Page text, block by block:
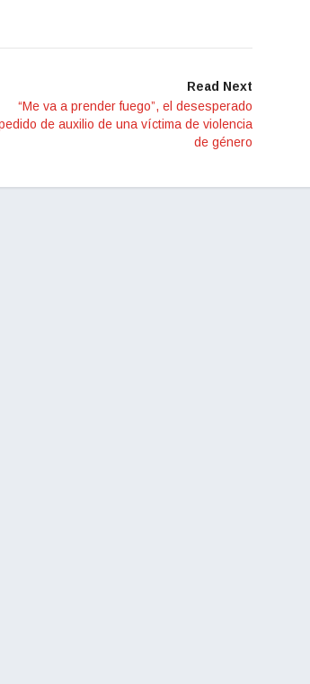
Read Next
“Me va a prender fuego”, el desesperado
de auxilio de una víctima de violencia
de género